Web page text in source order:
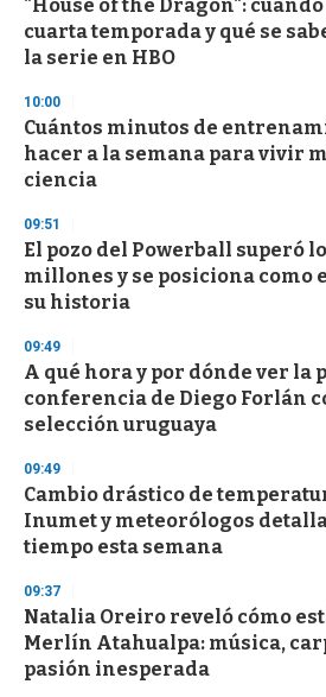
s
o
f
3
s
e
c
o
n
"House of the Dragon":
cuarta temporada y qué se
la serie en HBO
10:00
Cuántos minutos de
hacer a la semana para vivir
ciencia
09:51
El pozo del Powerball superó
millones y se posiciona como
su historia
09:49
A qué hora y por dónde ver la
conferencia de Diego Forlán
selección uruguaya
09:49
Cambio drástico de
Inumet y meteorólogos
tiempo esta semana
09:37
Natalia Oreiro reveló cómo
Merlín Atahualpa: música,
pasión inesperada